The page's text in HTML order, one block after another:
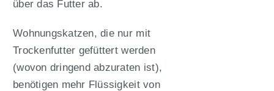
über das Futter ab.
Wohnungskatzen, die nur mit
Trockenfutter gefüttert werden
(wovon dringend abzuraten ist),
benötigen mehr Flüssigkeit von